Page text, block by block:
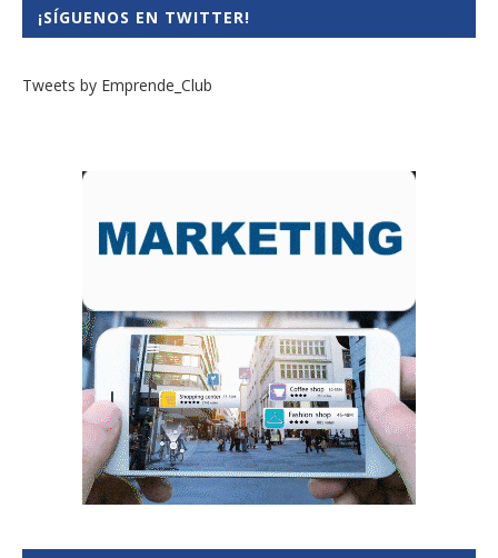
¡SÍGUENOS EN TWITTER!
Tweets by Emprende_Club